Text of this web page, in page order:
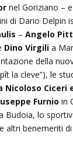
nel Goriziano –
di Dario Delpin
–Angelo
Dino Virgili a
della
la cleve”), le
Nicoloso Ciceri
Furnio in
Budoia, lo
altri benemeriti